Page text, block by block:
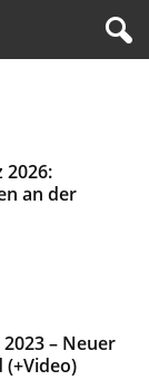
2026:
an der
– Neuer